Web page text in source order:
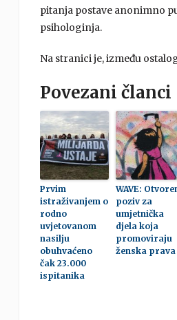
pitanja postave anonimno
psihologinja.
Na stranici je, između
Povezani članci
Prvim
istraživanjem o
rodno
uvjetovanom
nasilju
obuhvaćeno
čak 23.000
ispitanika
WAVE:
poziv za
umjetnička
djela koja
promoviraju
ženska prava